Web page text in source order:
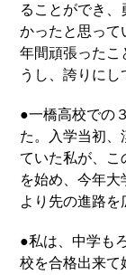
ることができ、
かったと思って
年間頑張ったこ
うし、誇りにし
●一橋高校での
た。入学当初、
ていた私が、こ
を始め、今年
より先の進路を
●私は、中学も
校を合格出来て